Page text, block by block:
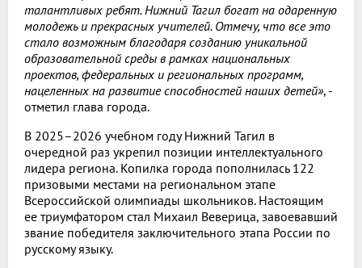
талантливых ребят. Нижний Тагил богат на одаренную
молодежь и прекрасных учителей. Отмечу, что все это
стало возможным благодаря созданию уникальной
образовательной среды в рамках национальных
проектов, федеральных и региональных программ,
нацеленных на развитие способностей наших детей», -
отметил глава города.
В 2025–2026 учебном году Нижний Тагил в
очередной раз укрепил позиции интеллектуального
лидера региона. Копилка города пополнилась 122
призовыми местами на региональном этапе
Всероссийской олимпиады школьников. Настоящим
ее триумфатором стал Михаил Веверица, завоевавший
звание победителя заключительного этапа России по
русскому языку.